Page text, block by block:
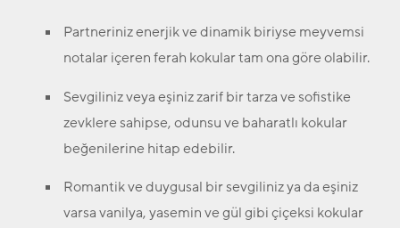
Partneriniz enerjik ve dinamik biriyse meyvemsi
notalar içeren ferah kokular tam ona göre olabilir.
Sevgiliniz veya eşiniz zarif bir tarza ve sofistike
zevklere sahipse, odunsu ve baharatlı kokular
beğenilerine hitap edebilir.
Romantik ve duygusal bir sevgiliniz ya da eşiniz
varsa vanilya, yasemin ve gül gibi çiçeksi kokular